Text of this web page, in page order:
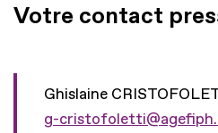
Votre contact
Ghislaine
g-